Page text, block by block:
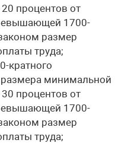
процентов от
1700-
размер
труда;
кратного
минимальной
процентов от
1700-
размер
труда;